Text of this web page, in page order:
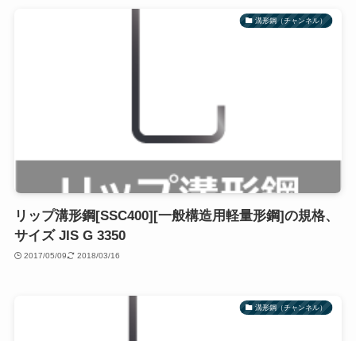
溝形鋼（チャンネル）
リップ溝形鋼[SSC400][一般構造用軽量形鋼]の規格、
サイズ JIS G 3350
2017/05/09 2018/03/16
溝形鋼（チャンネル）